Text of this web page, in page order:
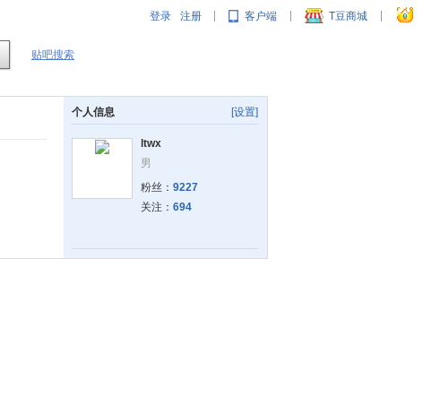
登录 注册 | 客户端 | T豆商城 |
贴吧搜索
[设置]
个人信息
ltwx
男
粉丝： 9227
关注： 694